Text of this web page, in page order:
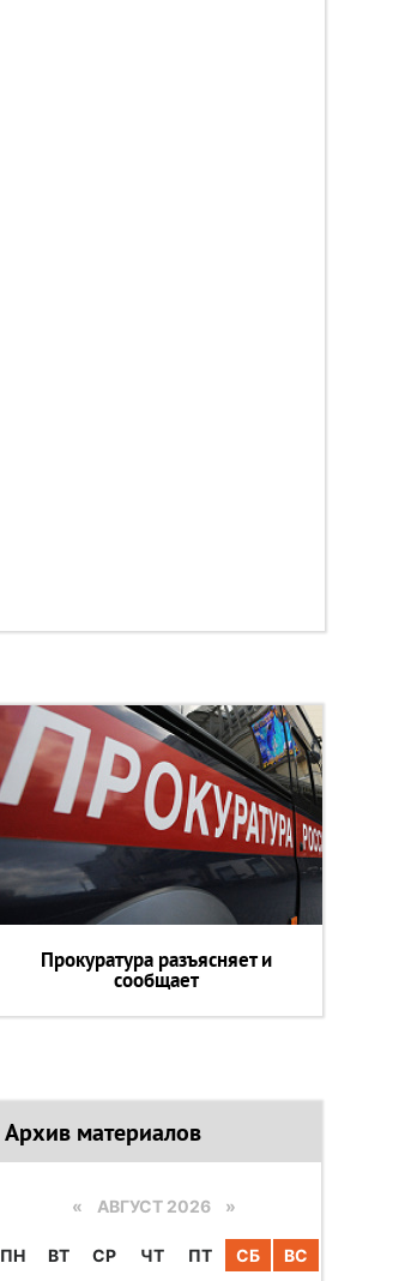
Прокуратура разъясняет и
сообщает
Архив материалов
« АВГУСТ 2026 »
ПН ВТ СР ЧТ ПТ СБ ВС